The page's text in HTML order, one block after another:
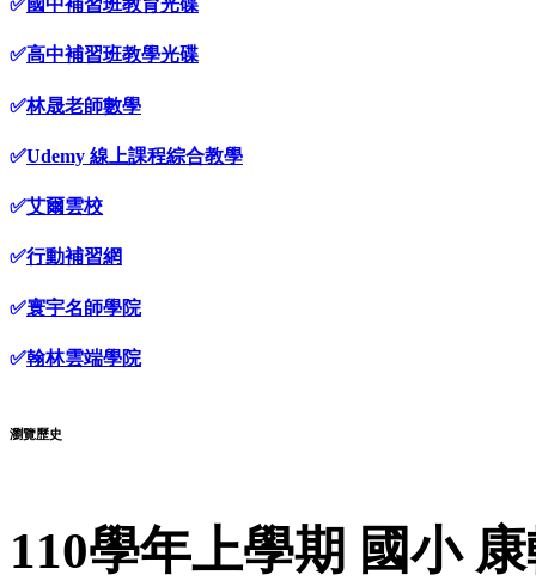
✅國中補習班教育光碟
✅高中補習班教學光碟
✅林晟老師數學
✅Udemy 線上課程綜合教學
✅艾爾雲校
✅行動補習網
✅寰宇名師學院
✅翰林雲端學院
瀏覽歷史
110學年上學期 國小